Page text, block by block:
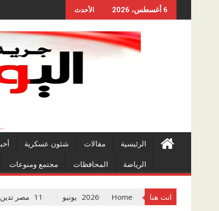
to
6 أغسطس، 2026 الأحدث
الرئيسية مقالات شئون عسكرية
الرياضة المحافظات مجتمع ومنوعات
انت هنا Home
2026 يونيو 11 مصر تدين